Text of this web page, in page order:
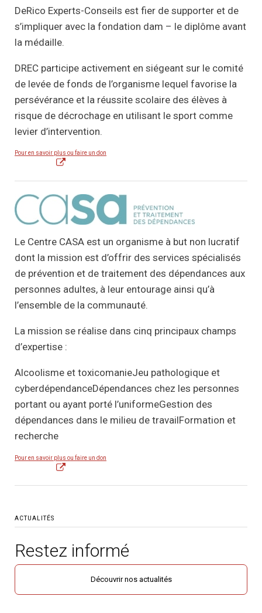
DeRico Experts-Conseils est fier de supporter et de
s’impliquer avec la fondation dam – le diplôme avant
la médaille.
DREC participe activement en siégeant sur le comité
de levée de fonds de l’organisme lequel favorise la
persévérance et la réussite scolaire des élèves à
risque de décrochage en utilisant le sport comme
levier d’intervention.
Pour en savoir plus ou faire un don
Le Centre CASA est un organisme à but non lucratif
dont la mission est d’offrir des services spécialisés
de prévention et de traitement des dépendances aux
personnes adultes, à leur entourage ainsi qu’à
l’ensemble de la communauté.
La mission se réalise dans cinq principaux champs
d’expertise :
Alcoolisme et toxicomanieJeu pathologique et
cyberdépendanceDépendances chez les personnes
portant ou ayant porté l’uniformeGestion des
dépendances dans le milieu de travailFormation et
recherche
Pour en savoir plus ou faire un don
ACTUALITÉS
Restez informé
Découvrir nos actualités